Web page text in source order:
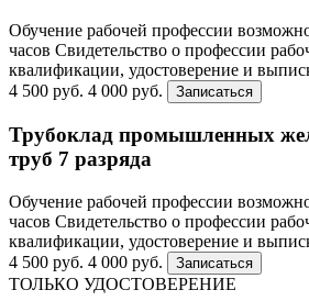
Обучение рабочей профессии
часов Свидетельство о профессии
квалификации, удостоверение и
4 500 руб. 4 000 руб. Записаться
Трубоклад промышленных
труб 7 разряда
Обучение рабочей профессии
часов Свидетельство о профессии
квалификации, удостоверение и
4 500 руб. 4 000 руб. Записаться
ТОЛЬКО УДОСТОВЕРЕНИЕ